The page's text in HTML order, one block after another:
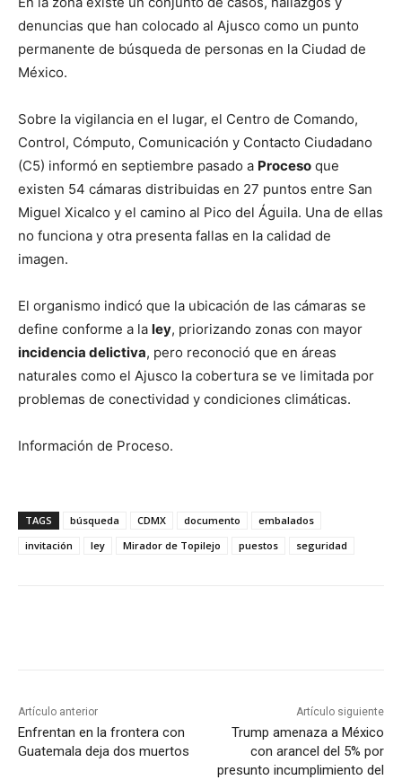
denuncias que han colocado al Ajusco como un punto
permanente de búsqueda de personas en la Ciudad de
México.
Sobre la vigilancia en el lugar, el Centro de Comando,
Control, Cómputo, Comunicación y Contacto Ciudadano
(C5) informó en septiembre pasado a Proceso que
existen 54 cámaras distribuidas en 27 puntos entre San
Miguel Xicalco y el camino al Pico del Águila. Una de ellas
no funciona y otra presenta fallas en la calidad de
imagen.
El organismo indicó que la ubicación de las cámaras se
define conforme a la ley, priorizando zonas con mayor
incidencia delictiva, pero reconoció que en áreas
naturales como el Ajusco la cobertura se ve limitada por
problemas de conectividad y condiciones climáticas.
Información de Proceso.
TAGS búsqueda CDMX documento
embalados
invitación
ley Mirador de Topilejo puestos seguridad
Artículo anterior
Enfrentan en la frontera con
Guatemala deja dos muertos
Artículo siguiente
Trump amenaza a México
con arancel del 5% por
presunto incumplimiento del